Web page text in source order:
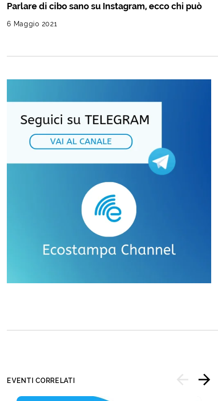
Parlare di cibo sano su Instagram, ecco chi può
6 Maggio 2021
EVENTI CORRELATI